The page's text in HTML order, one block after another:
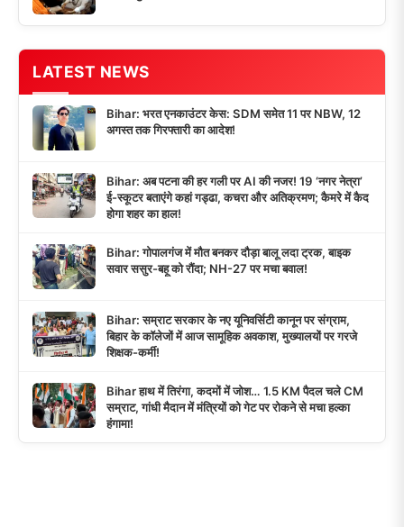
LATEST NEWS
Bihar: भरत एनकाउंटर केस: SDM समेत 11 पर NBW, 12
अगस्त तक गिरफ्तारी का आदेश!
Bihar: अब पटना की हर गली पर AI की नजर! 19 ‘नगर नेत्रा’
ई-स्कूटर बताएंगे कहां गड्ढा, कचरा और अतिक्रमण; कैमरे में कैद
होगा शहर का हाल!
Bihar: गोपालगंज में मौत बनकर दौड़ा बालू लदा ट्रक, बाइक
सवार ससुर-बहू को रौंदा; NH-27 पर मचा बवाल!
Bihar: सम्राट सरकार के नए यूनिवर्सिटी कानून पर संग्राम,
बिहार के कॉलेजों में आज सामूहिक अवकाश, मुख्यालयों पर गरजे
शिक्षक-कर्मी!
Bihar हाथ में तिरंगा, कदमों में जोश… 1.5 KM पैदल चले CM
सम्राट, गांधी मैदान में मंत्रियों को गेट पर रोकने से मचा हल्का
हंगामा!